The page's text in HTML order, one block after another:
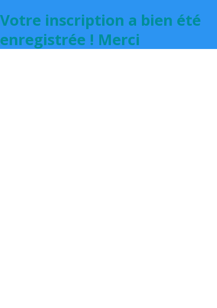
Votre inscription a bien été
enregistrée ! Merci